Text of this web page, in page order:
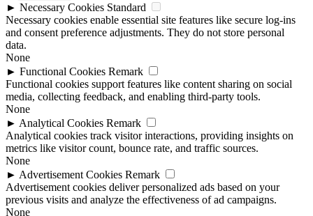
► Necessary Cookies Standard
Necessary cookies enable essential site features like secure log-ins
and consent preference adjustments. They do not store personal
data.
None
► Functional Cookies Remark
Functional cookies support features like content sharing on social
media, collecting feedback, and enabling third-party tools.
None
► Analytical Cookies Remark
Analytical cookies track visitor interactions, providing insights on
metrics like visitor count, bounce rate, and traffic sources.
None
► Advertisement Cookies Remark
Advertisement cookies deliver personalized ads based on your
previous visits and analyze the effectiveness of ad campaigns.
None